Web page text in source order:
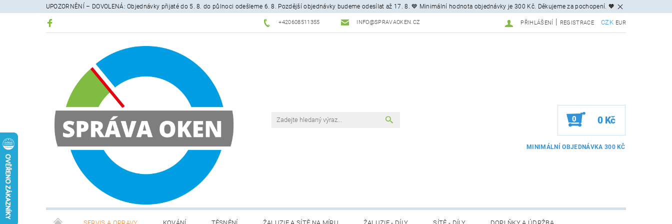
UPOZORNĚNÍ – DOVOLENÁ: Objednávky přijaté do 5. 8. do půlnoci odešleme 6. 8. Pozdější objednávky budeme odesílat až 17. 8. 💙 Minimální hodnota objednávky je 300 Kč. Děkujeme za pochopení. 🧡
+420608511355 INFO@SPRAVAOKEN.CZ CZK EUR
PŘIHLÁŠENÍ REGISTRACE
0 0 Kč